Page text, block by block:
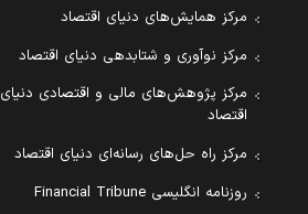
مرکز همایش‌های دنیای اقتصاد
مرکز نوآوری و شتابدهی دنیای اقتصاد
مرکز پژوهش‌های مالی و اقتصادی دنیای
اقتصاد
مرکز راه حل‌های رسانه‌ای دنیای اقتصاد
روزنامه انگلیسی Financial Tribune